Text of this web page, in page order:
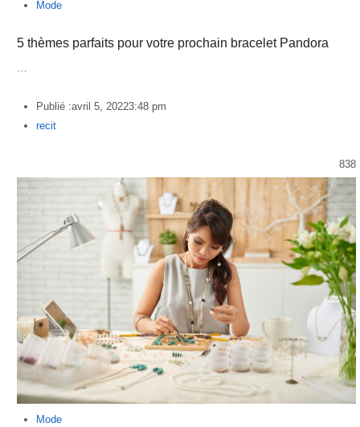
Mode
5 thèmes parfaits pour votre prochain bracelet Pandora
…
Publié :avril 5, 20223:48 pm
Author
recit
838
Mode